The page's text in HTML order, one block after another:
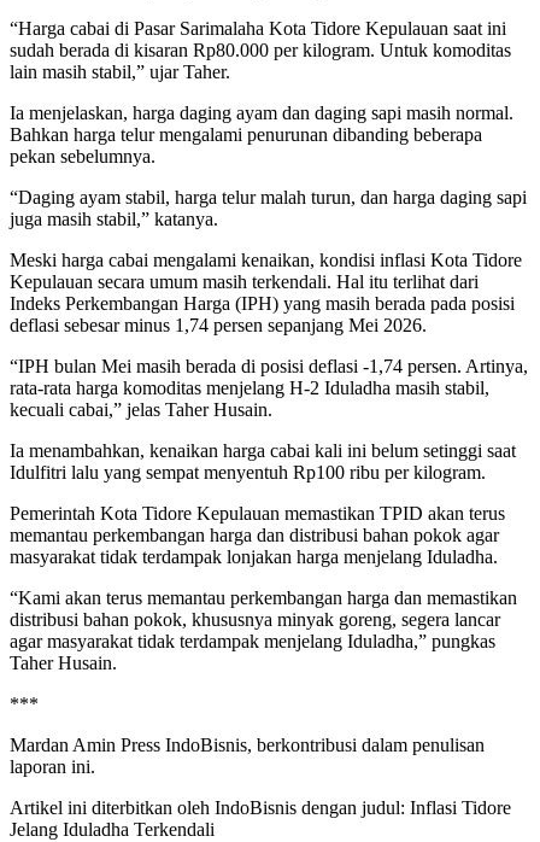
“Harga cabai di Pasar Sarimalaha Kota Tidore Kepulauan saat ini
sudah berada di kisaran Rp80.000 per kilogram. Untuk komoditas
lain masih stabil,” ujar Taher.
Ia menjelaskan, harga daging ayam dan daging sapi masih normal.
Bahkan harga telur mengalami penurunan dibanding beberapa
pekan sebelumnya.
“Daging ayam stabil, harga telur malah turun, dan harga daging sapi
juga masih stabil,” katanya.
Meski harga cabai mengalami kenaikan, kondisi inflasi Kota Tidore
Kepulauan secara umum masih terkendali. Hal itu terlihat dari
Indeks Perkembangan Harga (IPH) yang masih berada pada posisi
deflasi sebesar minus 1,74 persen sepanjang Mei 2026.
“IPH bulan Mei masih berada di posisi deflasi -1,74 persen. Artinya,
rata-rata harga komoditas menjelang H-2 Iduladha masih stabil,
kecuali cabai,” jelas Taher Husain.
Ia menambahkan, kenaikan harga cabai kali ini belum setinggi saat
Idulfitri lalu yang sempat menyentuh Rp100 ribu per kilogram.
Pemerintah Kota Tidore Kepulauan memastikan TPID akan terus
memantau perkembangan harga dan distribusi bahan pokok agar
masyarakat tidak terdampak lonjakan harga menjelang Iduladha.
“Kami akan terus memantau perkembangan harga dan memastikan
distribusi bahan pokok, khususnya minyak goreng, segera lancar
agar masyarakat tidak terdampak menjelang Iduladha,” pungkas
Taher Husain.
***
Mardan Amin Press IndoBisnis, berkontribusi dalam penulisan
laporan ini.
Artikel ini diterbitkan oleh IndoBisnis dengan judul: Inflasi Tidore
Jelang Iduladha Terkendali